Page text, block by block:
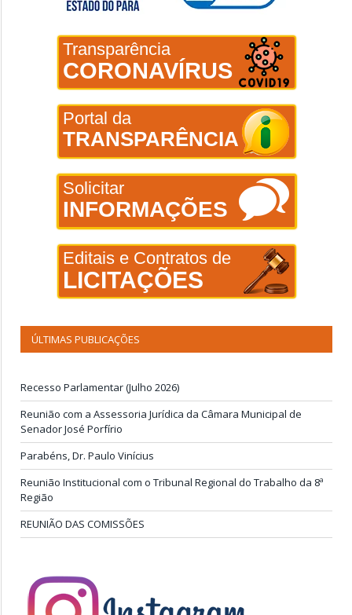
Transparência
CORONAVÍRUS
Portal da
TRANSPARÊNCIA
Solicitar
INFORMAÇÕES
Editais e Contratos de
LICITAÇÕES
ÚLTIMAS PUBLICAÇÕES
Recesso Parlamentar (Julho 2026)
Reunião com a Assessoria Jurídica da Câmara Municipal de
Senador José Porfírio
Parabéns, Dr. Paulo Vinícius
Reunião Institucional com o Tribunal Regional do Trabalho da 8ª
Região
REUNIÃO DAS COMISSÕES